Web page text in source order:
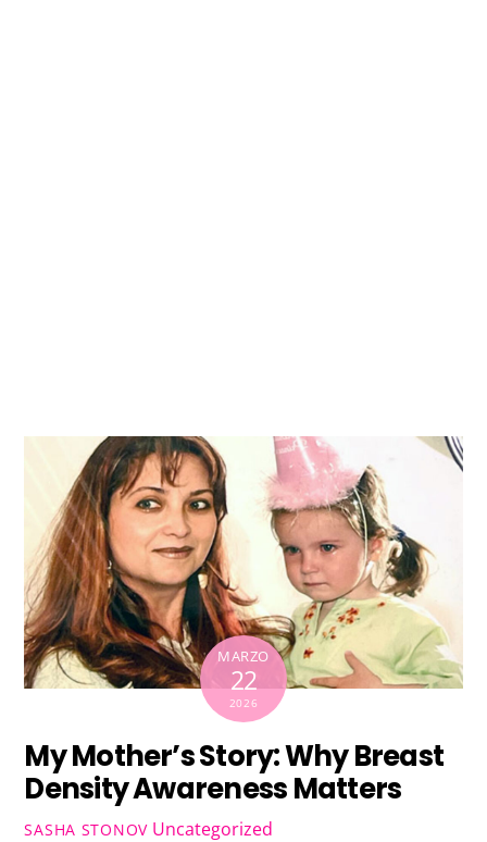
MARZO
22
2026
My Mother’s Story: Why Breast
Density Awareness Matters
SASHA STONOV Uncategorized